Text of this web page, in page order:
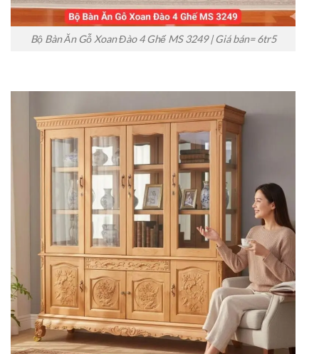
Bộ Bàn Ăn Gỗ Xoan Đào 4 Ghế MS 3249 | Giá bán= 6tr5